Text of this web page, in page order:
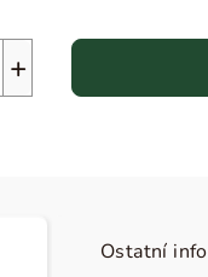
+
Ostatní